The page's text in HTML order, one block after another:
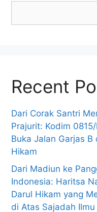
Recent
Dari Corak Santri
Prajurit: Kodim
Buka Jalan Garjas B
Hikam
Dari Madiun ke
Indonesia: Haritsa
Darul Hikam yang
di Atas Sajadah Ilmu